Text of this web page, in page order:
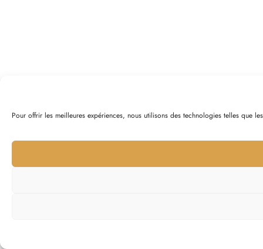
Pour offrir les meilleures expériences, nous utilisons des technologies telles que